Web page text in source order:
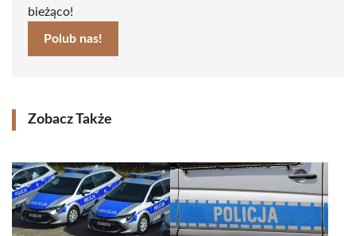
bieżąco!
Polub nas!
Zobacz Także